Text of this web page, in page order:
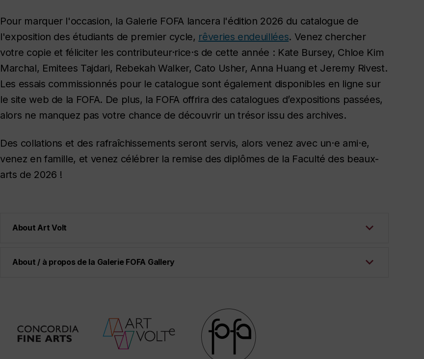
Pour marquer l'occasion, la Galerie FOFA lancera l'édition 2026 du catalogue de
l'exposition des étudiants de premier cycle, rêveries endeuillées. Venez chercher
votre copie et féliciter les contributeur·rice·s de cette année : Kate Bursey, Chloe Kim
Marchal, Emitees Tajdari, Rebekah Walker, Cato Usher, Anna Huang et Jeremy Rivest.
Les essais commissionnés pour le catalogue sont également disponibles en ligne sur
le site web de la FOFA. De plus, la FOFA offrira des catalogues d’expositions passées,
alors ne manquez pas votre chance de découvrir un trésor issu des archives.
Des collations et des rafraîchissements seront servis, alors venez avec un·e ami·e,
venez en famille, et venez célébrer la remise des diplômes de la Faculté des beaux-
arts de 2026 !
About Art Volt
About / à propos de la Galerie FOFA Gallery